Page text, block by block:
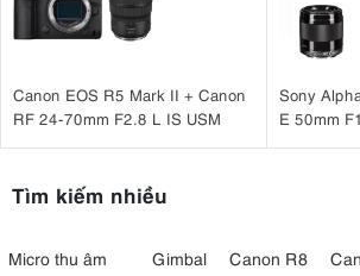
Canon EOS R5 Mark II + Canon
RF 24-70mm F2.8 L IS USM
Sony
E 50mm
Tìm kiếm nhiều
Micro thu âm Gimbal Canon R8